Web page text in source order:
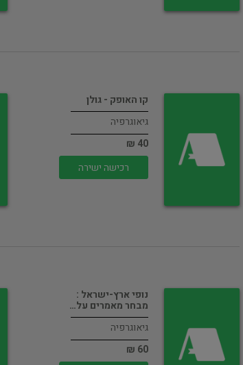
קו האופק - גולן
גיאוגרפיה
40 ₪
רכישה ישירה
נופי ארץ-ישראל :
מבחר מאמרים על…
גיאוגרפיה
60 ₪